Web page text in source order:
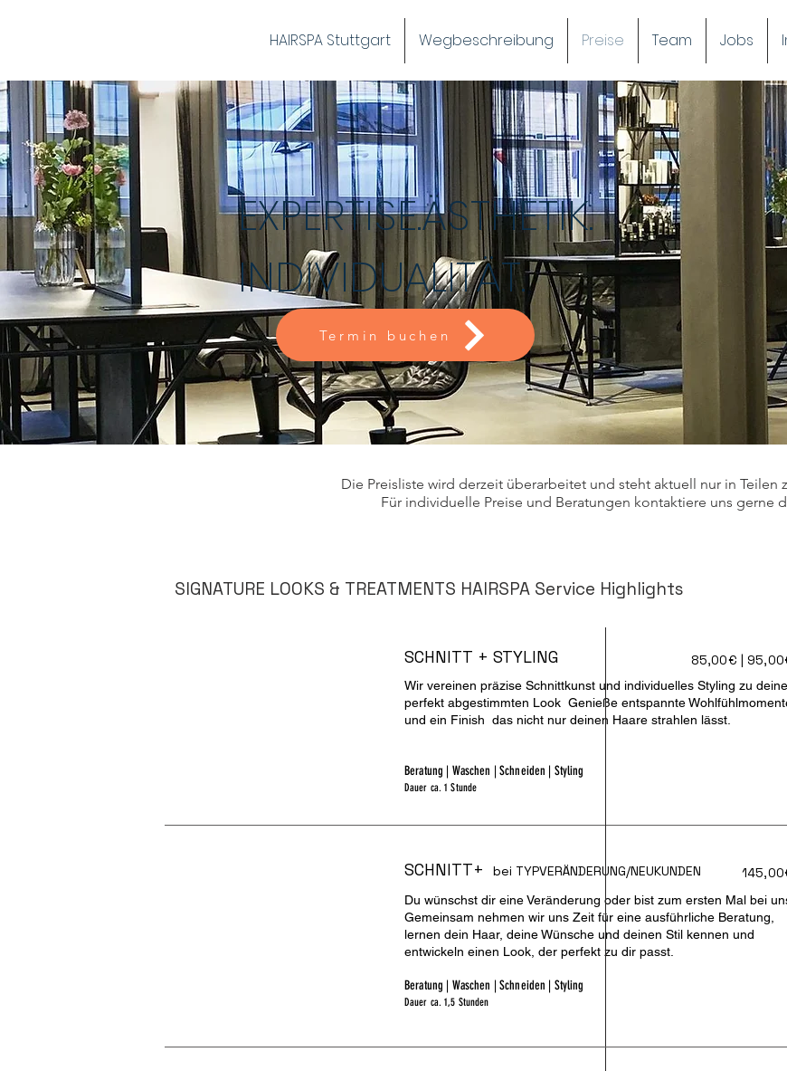
HAIRSPA Stuttgart Wegbeschreibung Preise Team Jobs
EXPERTISE.ÄSTHETIK.
INDIVIDUALITÄT.
Termin buchen
Die Preisliste wird derzeit überarbeitet und steht aktuell nur in Teilen
Für individuelle Preise und Beratungen kontaktiere uns gerne
SIGNATURE LOOKS & TREATMENTS HAIRSPA Service Highlights
SCHNITT + STYLING 85,00€ |
Wir vereinen präzise Schnittkunst und individuelles Styling zu
perfekt abgestimmten Look Genieße entspannte
und ein Finish das nicht nur deinen Haare strahlen lässt.
Beratung | Waschen | Schneiden | Styling
Dauer ca. 1 Stunde
SCHNITT+ bei TYPVERÄNDERUNG/NEUKUNDEN
Du wünschst dir eine Veränderung oder bist zum ersten Mal bei
Gemeinsam nehmen wir uns Zeit für eine ausführliche Beratung,
lernen dein Haar, deine Wünsche und deinen Stil kennen und
entwickeln einen Look, der perfekt zu dir passt.
Beratung | Waschen | Schneiden | Styling
Dauer ca. 1,5 Stunden